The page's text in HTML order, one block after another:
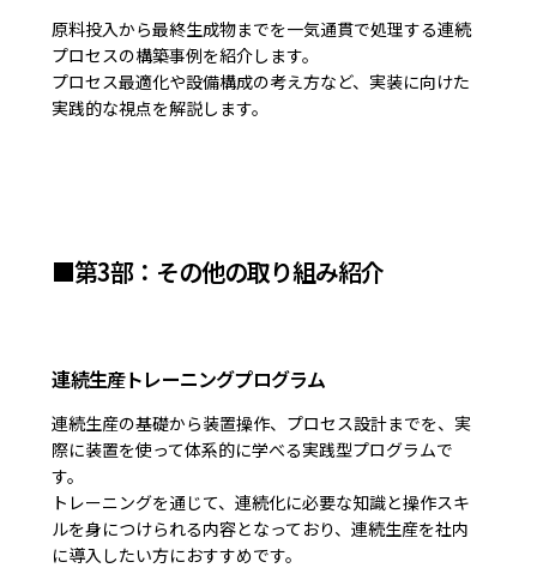
原料投入から最終生成物までを一気通貫で処理する連続
プロセスの構築事例を紹介します。
プロセス最適化や設備構成の考え方など、実装に向けた
実践的な視点を解説します。
■第3部：その他の取り組み紹介
連続生産トレーニングプログラム
連続生産の基礎から装置操作、プロセス設計までを、実
際に装置を使って体系的に学べる実践型プログラムで
す。
トレーニングを通じて、連続化に必要な知識と操作スキ
ルを身につけられる内容となっており、連続生産を社内
に導入したい方におすすめです。